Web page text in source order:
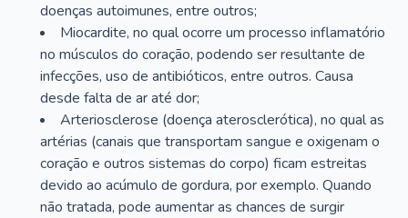
doenças autoimunes, entre outros;
Miocardite, no qual ocorre um processo inflamatório
no músculos do coração, podendo ser resultante de
infecções, uso de antibióticos, entre outros. Causa
desde falta de ar até dor;
Arteriosclerose (doença aterosclerótica), no qual as
artérias (canais que transportam sangue e oxigenam o
coração e outros sistemas do corpo) ficam estreitas
devido ao acúmulo de gordura, por exemplo. Quando
não tratada, pode aumentar as chances de surgir